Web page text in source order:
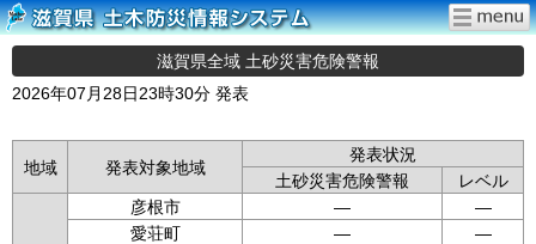
滋賀県全域 土砂災害危険警報
2026年07月28日23時30分 発表
地域 発表対象地域
発表状況
土砂災害危険警報
レベル
彦根市 —
—
愛荘町
—
—